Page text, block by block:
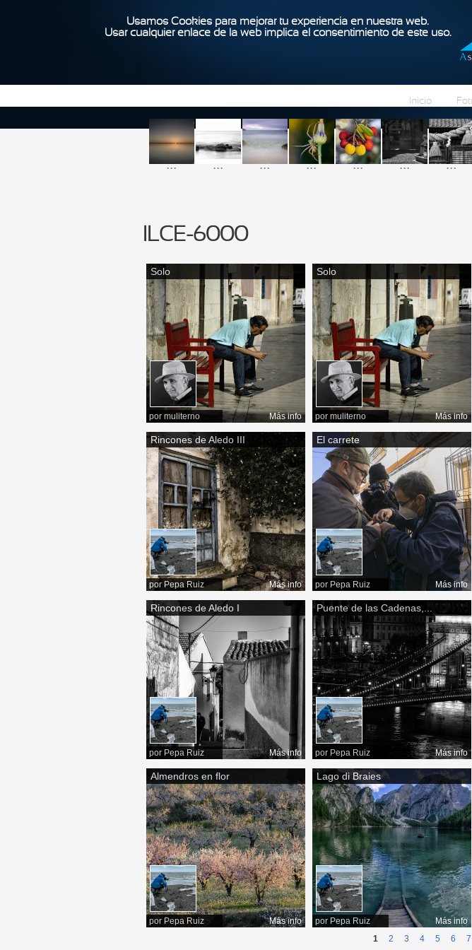
Usamos Cookies para mejorar tu experiencia en nuestra web.
Usar cualquier enlace de la web implica el consentimiento de este uso.
Inicio
... ... ... ... ... ... ...
ILCE-6000
Solo
por muliterno Más info
Solo
por muliterno Más info
Rincones de Aledo III
por Pepa Ruiz Más info
El carrete
por Pepa Ruiz Más info
Rincones de Aledo I
por Pepa Ruiz Más info
Puente de las Cadenas,...
por Pepa Ruiz Más info
Almendros en flor
por Pepa Ruiz Más info
Lago di Braies
por Pepa Ruiz Más info
Páginas
1 2 3 4 5 6 7